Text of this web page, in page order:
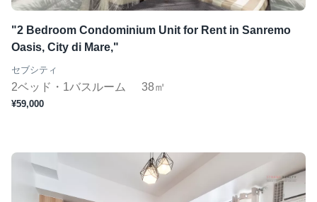
"2 Bedroom Condominium Unit for Rent in Sanremo
Oasis, City di Mare,"
セブシティ
2ベッド・1バスルーム 38㎡
¥59,000